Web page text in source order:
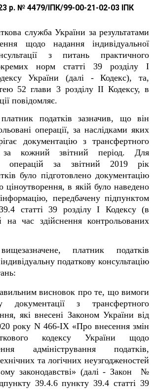
р. № 4479/ІПК/99-00-21-02-03 ІПК
служба України за результатами
щодо надання індивідуальної
з питань практичного
норм статті 39 розділу I
України (далі - Кодекс), та,
52 глави 3 розділу ІІ Кодексу, в
повідомляє.
податків зазначив, що він
операції, за наслідками яких
документацію з трансфертного
за кожний звітний період. Для
операцій за звітний 2019 рік
було підготовлено документацію
ціноутворення, в якій було наведено
передбачену підпунктом
статті 39 розділу I Кодексу (в
на час здійснення контрольованих
платник податків
податкову консультацію
висновок про те, що вимоги
документації з трансфертного
які внесені Законом України від
року N 466-IX «Про внесення змін
кодексу України щодо
адміністрування податків,
та логічних неузгодженостей
законодавстві» (далі - Закон №
39.4.6 пункту 39.4 статті 39